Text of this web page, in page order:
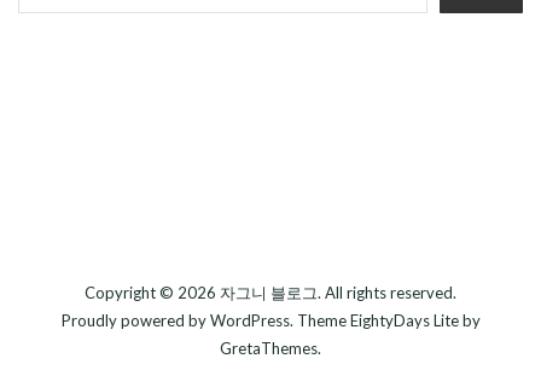
Copyright © 2026 자그니 블로그. All rights reserved.
Proudly powered byWordPress. ThemeEightyDays Liteby
GretaThemes.